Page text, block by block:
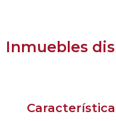
Inmuebles